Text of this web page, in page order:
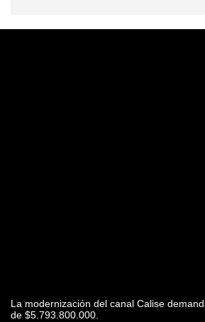
La modernización del canal Calise
de $5.793.800.000.